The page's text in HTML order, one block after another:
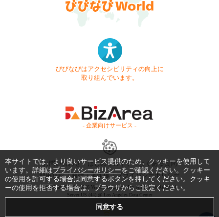
びびなびはアクセシビリティの向上に
取り組んでいます。
- 企業向けサービス -
お問い合わせ はじめてガイド
よくある質問
利用規約
商標・著作権 プライバシーポリシー
Copyright © 1999-2026 Vivid Navigation, Inc. All Rights Reserved.
Server US (44) @ Los Angeles Data Center
本サイトでは、より良いサービス提供のため、クッキーを使用して
います。詳細はプライバシーポリシーをご確認ください。クッキー
の使用を許可する場合は同意するボタンを押してください。クッキ
ーの使用を拒否する場合は、ブラウザからご設定ください。